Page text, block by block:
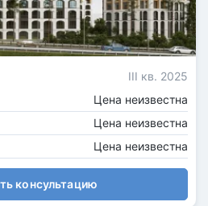
III кв. 2025
Цена неизвестна
Цена неизвестна
Цена неизвестна
консультацию